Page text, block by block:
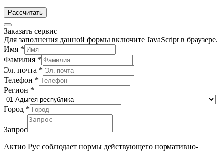
Рассчитать
Заказать сервис
Для заполнения данной формы включите JavaScript в браузере.
Имя *
Фамилия *
Эл. почта *
Телефон *
Регион *
Город *
Запрос
Актио Рус соблюдает нормы действующего нормативно-